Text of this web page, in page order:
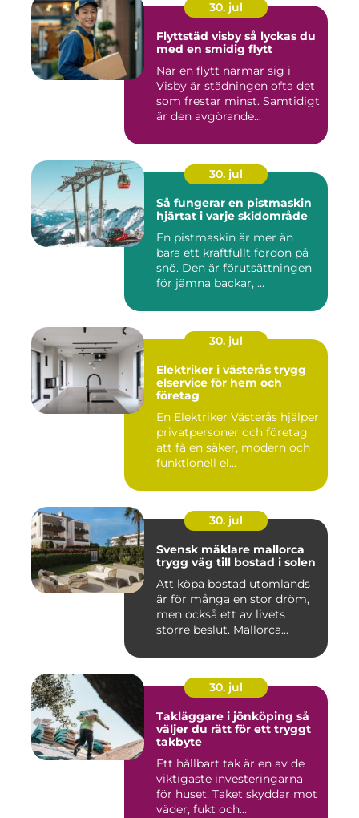
30. jul
Flyttstäd visby så lyckas du
med en smidig flytt
När en flytt närmar sig i
Visby är städningen ofta det
som frestar minst. Samtidigt
är den avgörande...
30. jul
Så fungerar en pistmaskin
hjärtat i varje skidområde
En pistmaskin är mer än
bara ett kraftfullt fordon på
snö. Den är förutsättningen
för jämna backar, ...
30. jul
Elektriker i västerås trygg
elservice för hem och
företag
En Elektriker Västerås hjälper
privatpersoner och företag
att få en säker, modern och
funktionell el...
30. jul
Svensk mäklare mallorca
trygg väg till bostad i solen
Att köpa bostad utomlands
är för många en stor dröm,
men också ett av livets
större beslut. Mallorca...
30. jul
Takläggare i jönköping så
väljer du rätt för ett tryggt
takbyte
Ett hållbart tak är en av de
viktigaste investeringarna
för huset. Taket skyddar mot
väder, fukt och...